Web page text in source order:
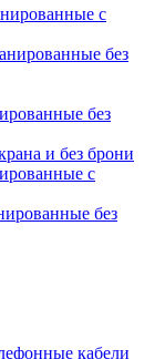
с
без
без
и без брони
с
без
кабели